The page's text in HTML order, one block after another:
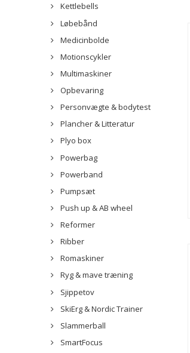
Kettlebells
Løbebånd
Medicinbolde
Motionscykler
Multimaskiner
Opbevaring
Personvægte & bodytest
Plancher & Litteratur
Plyo box
Powerbag
Powerband
Pumpsæt
Push up & AB wheel
Reformer
Ribber
Romaskiner
Ryg & mave træning
Sjippetov
SkiErg & Nordic Trainer
Slammerball
SmartFocus